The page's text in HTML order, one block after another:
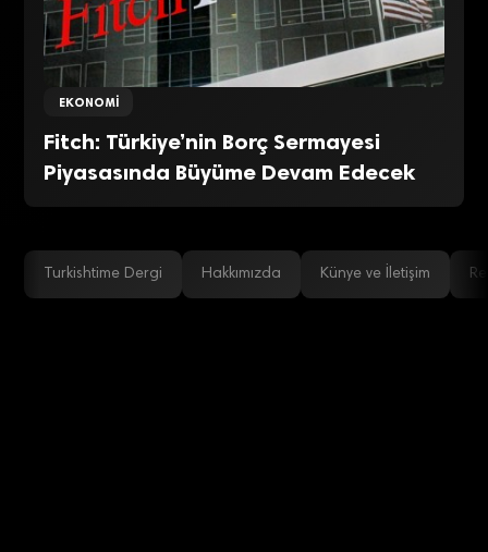
EKONOMI
Fitch: Türkiye’nin Borç Sermayesi
Piyasasında Büyüme Devam Edecek
Turkishtime Dergi Hakkımızda Künye ve İletişim